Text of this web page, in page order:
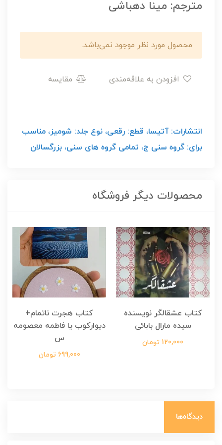
مترجم: مینا دهباشی
محصول مورد نظر موجود نمی‌باشد.
مقایسه
انتشارات: آتیسا، قطع: رقعی، نوع جلد: شومیز، مناسب
برای: گروه سنی ج، تمامی گروه های سنی، بزرگسالان
محصولات دیگر فروشگاه
کتاب عشقالگر نویسنده
سیده مارال بابائی
120,000 تومان
کتاب هجرت ناتمام+
دیوارکوب یا فاطمه معصومه
س
699,000 تومان
دیدگاه‌ها